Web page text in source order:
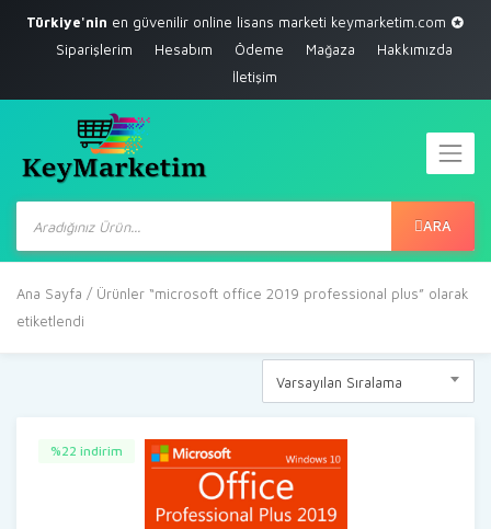
Türkiye'nin en güvenilir online lisans marketi keymarketim.com
Siparişlerim
Hesabım Ödeme Mağaza
Hakkımızda
İletişim
Products
search ARA
Ana Sayfa / Ürünler “microsoft office 2019 professional plus” olarak
etiketlendi
Varsayılan Sıralama
%22 indirim